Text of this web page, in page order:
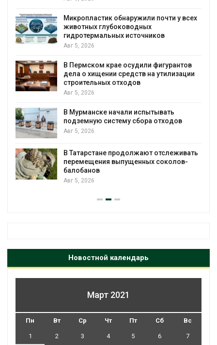
обнаружили почти у всех
источников
осудили фигурантов
средств на утилизации
отходов
испытывать
сбора отходов
продолжают отслеживать
выпущенных соколов-
паводков,
От спасения рек
Обратный
Новостной календарь
Март 2021
Пн Вт Ср Чт Пт Сб Вс
1 2 3 4 5 6 7